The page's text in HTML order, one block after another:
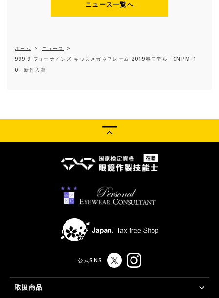
ニュース一覧へ
ホーム > ニュース
>
999.9 フォーナインズ キッズメガネフレーム 2019春モデル「CNPM-1
0」新作入荷
公式SNS
取扱商品